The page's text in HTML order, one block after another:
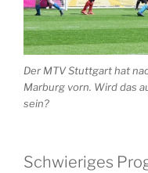
Der MTV Stuttgart hat
Marburg vorn. Wird das
sein?
Schwieriges